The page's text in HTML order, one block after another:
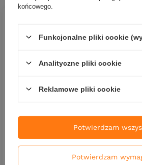
Główki jigowe BKK Prisma
25,79 zł
PKT punktów
szt.
Kup
końcowego.
Funkcjonalne pliki cookie
Analityczne pliki cookie
Reklamowe pliki cookie
Potwierdzam
Potwierdzam